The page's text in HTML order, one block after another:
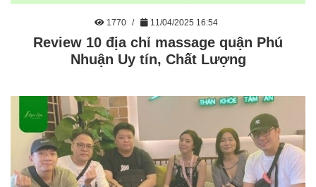
1770 11/04/2025 16:54
Review 10 địa chỉ massage quận Phú
Nhuận Uy tín, Chất Lượng